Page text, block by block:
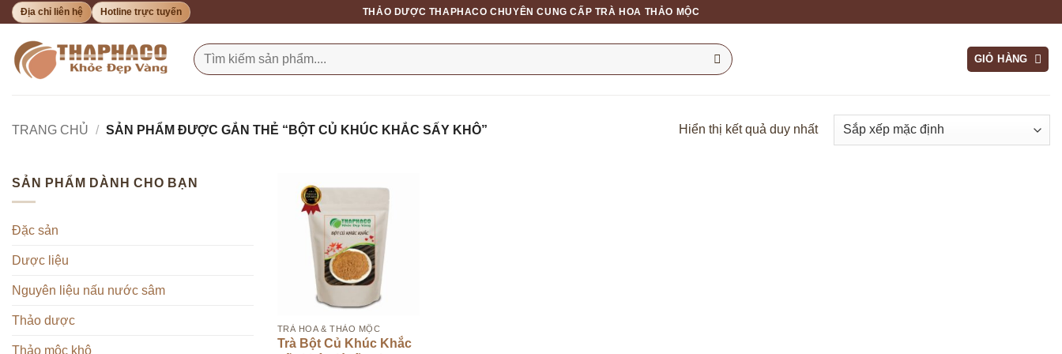
Bỏ
nội
dung
Địa chỉ liên hệ Hotline trực tuyến THẢO DƯỢC THAPHACO CHUYÊN CUNG CẤP TRÀ HOA THẢO MỘC
Tìm
kiếm:
GIỎ HÀNG
TRANG CHỦ / SẢN PHẨM ĐƯỢC GẮN THẺ “BỘT CỦ KHÚC KHẮC SẤY KHÔ” Hiển thị kết quả duy nhất
SẢN PHẨM DÀNH CHO BẠN
Đặc sản
Dược liệu
Nguyên liệu nấu nước sâm
Thảo dược
Thảo mộc khô
HẾT HÀNG
TRÀ HOA & THẢO MỘC
Trà Bột Củ Khúc Khắc